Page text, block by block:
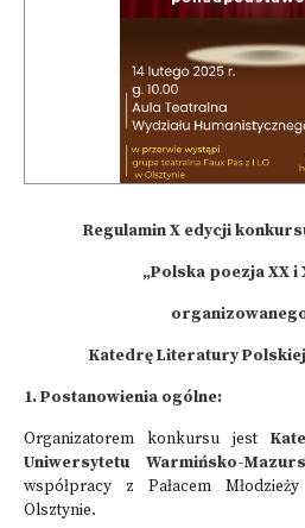
Regulamin X edycji
„Polska poezja XX i
Katedrę Literatury Polskiej
1. Postanowienia ogólne:
Organizatorem konkursu jest
Uniwersytetu Warmińsko-
współpracy z Pałacem
Olsztynie.